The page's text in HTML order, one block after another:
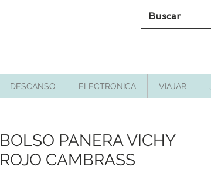
DESCANSO ELECTRONICA VIAJAR
BOLSO PANERA VICHY
ROJO CAMBRASS